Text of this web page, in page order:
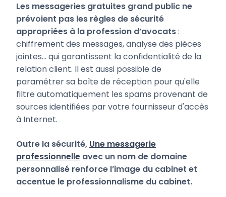
Les messageries gratuites grand public ne
prévoient pas les règles de sécurité
appropriées à la profession d’avocats:
chiffrement des messages, analyse des pièces
jointes… qui garantissent la confidentialité de la
relation client. Il est aussi possible de
paramétrer sa boîte de réception pour qu'elle
filtre automatiquement les spams provenant de
sources identifiées par votre fournisseur d'accès
à Internet.
Outre la sécurité, Une messagerie
professionnelle avec un nom de domaine
personnalisé renforce l’image du cabinet et
accentue le professionnalisme du cabinet.